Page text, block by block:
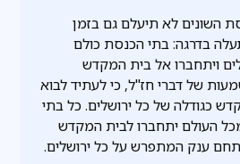
השונים לא תיעלם גם בזמן
בדרגה: בתי הכנסת כולם
ויתחברו אל בית המקדש
של דברי חז"ל, כי לעתיד לבוא
כגודלה של כל ירושלים. כל בתי
העולם יתחברו לבית המקדש
ענק המתפרש על כל ירושלים.